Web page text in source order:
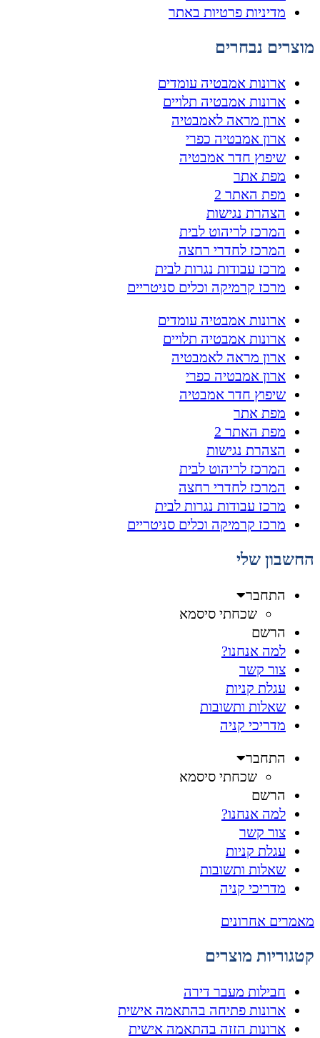
מדיניות פרטיות באתר
מוצרים נבחרים
ארונות אמבטיה עומדים
ארונות אמבטיה תלויים
ארון מראה לאמבטיה
ארון אמבטיה כפרי
שיפוץ חדר אמבטיה
מפת אתר
מפת האתר 2
הצהרת נגישות
המרכז לריהוט לבית
המרכז לחדרי רחצה
מרכז עבודות נגרות לבית
מרכז קרמיקה וכלים סניטריים
ארונות אמבטיה עומדים
ארונות אמבטיה תלויים
ארון מראה לאמבטיה
ארון אמבטיה כפרי
שיפוץ חדר אמבטיה
מפת אתר
מפת האתר 2
הצהרת נגישות
המרכז לריהוט לבית
המרכז לחדרי רחצה
מרכז עבודות נגרות לבית
מרכז קרמיקה וכלים סניטריים
החשבון שלי
התחבר
שכחתי סיסמא
הרשם
למה אנחנו?
צור קשר
עגלת קניות
שאלות ותשובות
מדריכי קניה
התחבר
שכחתי סיסמא
הרשם
למה אנחנו?
צור קשר
עגלת קניות
שאלות ותשובות
מדריכי קניה
מאמרים אחרונים
קטגוריות מוצרים
חבילות מעבר דירה
ארונות פתיחה בהתאמה אישית
ארונות הזזה בהתאמה אישית